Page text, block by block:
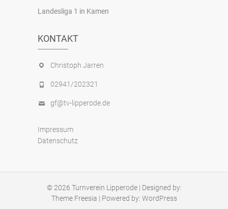
Landesliga 1 in Kamen
KONTAKT
Christoph Jarren
02941/202321
gf@tv-lipperode.de
Impressum
Datenschutz
© 2026 Turnverein Lipperode| Designed by:
Theme Freesia | Powered by: WordPress